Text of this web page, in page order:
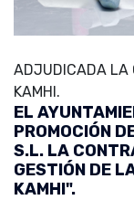
ADJUDICADA LA
KAMHI.
EL
PROMOCIÓN
S.L. LA
GESTIÓN DE
KAMHI".